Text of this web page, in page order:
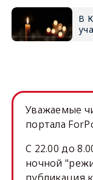
В
Уважаемые
портала
C 22.00 до
ночной